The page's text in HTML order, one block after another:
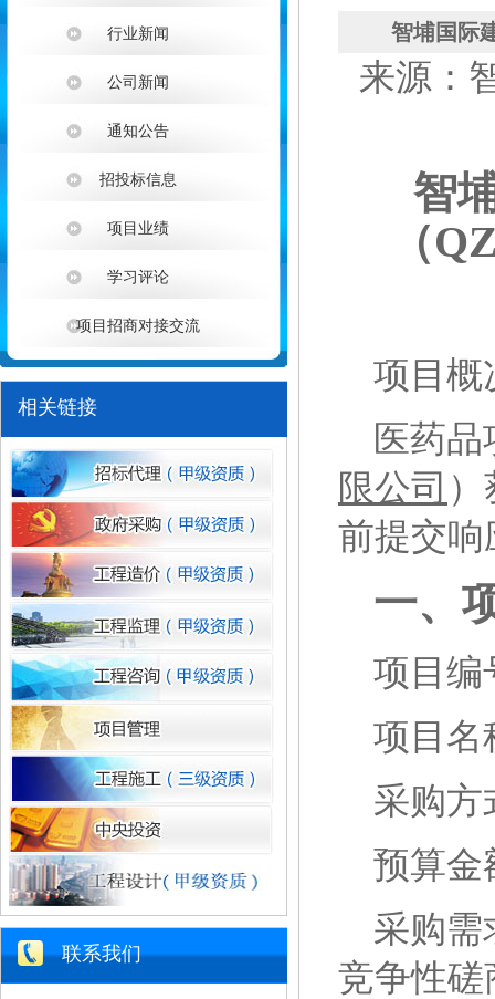
行业新闻
公司新闻
通知公告
招投标信息
项目业绩
学习评论
项目招商对接交流
相关链接
联系我们
智埔国际
来源：
智
（
项目概
医药
限公司
前提交响
一、
项目编
项目名
采购方
预算金
采购需
竞争性磋